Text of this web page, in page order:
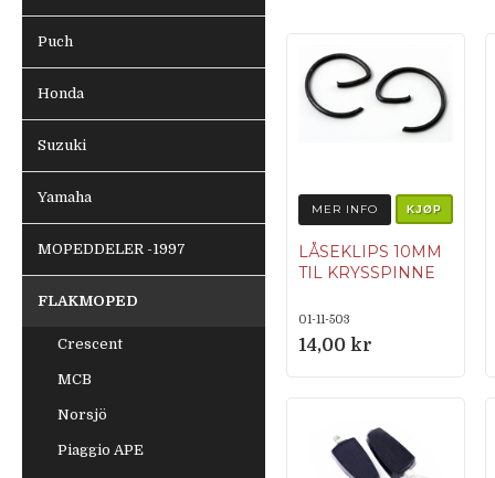
Puch
Honda
Suzuki
Yamaha
MOPEDDELER -1997
FLAKMOPED
Crescent
MCB
Norsjö
Piaggio APE
MER INFO KJØP
LÅSEKLIPS 10MM
TIL KRYSSPINNE
01-11-503
14,00 kr